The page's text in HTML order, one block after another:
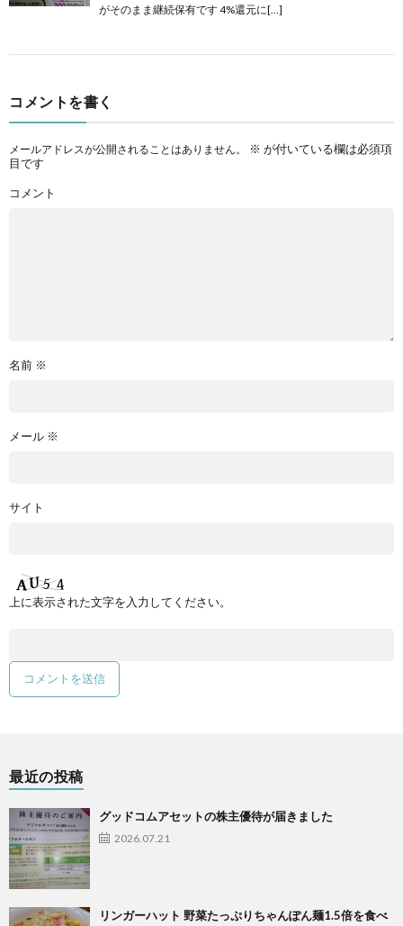
がそのまま継続保有です 4%還元に[…]
コメントを書く
メールアドレスが公開されることはありません。 ※ が付いている欄は必須項
目です
コメント
名前 ※
メール ※
サイト
上に表示された文字を入力してください。
最近の投稿
グッドコムアセットの株主優待が届きました
2026.07.21
リンガーハット 野菜たっぷりちゃんぽん麺1.5倍を食べ